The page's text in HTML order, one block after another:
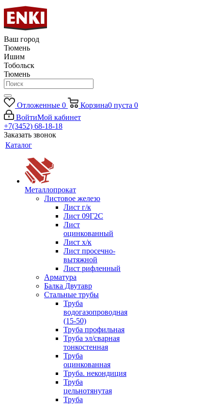
Ваш город
Тюмень
Ишим
Тобольск
Тюмень
Отложенные 0 Корзина0 пуста 0
ВойтиМой кабинет
+7(3452) 68-18-18
Заказать звонок
Каталог
Металлопрокат
Листовое железо
Лист г/к
Лист 09Г2С
Лист
оцинкованный
Лист х/к
Лист просечно-
вытяжной
Лист рифленный
Арматура
Балка Двутавр
Стальные трубы
Труба
водогазопроводная
(15-50)
Труба профильная
Труба эл/сварная
тонкостенная
Труба
оцинкованная
Труба. некондиция
Труба
цельнотянутая
Труба